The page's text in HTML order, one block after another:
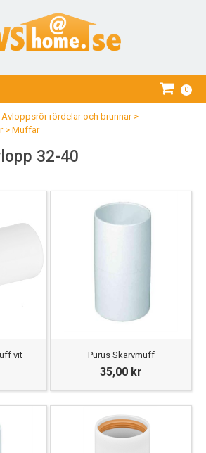
0
Avloppsrör rördelar och brunnar>
> Muffar
32-40
vit Purus Skarvmuff
35,00 kr